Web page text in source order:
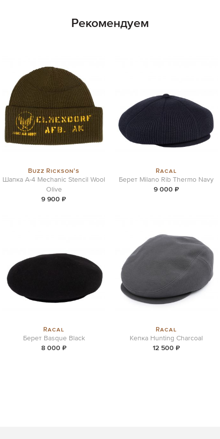
Рекомендуем
Buzz Rickson's
Шапка A-4 Mechanic Stencil Wool
Olive
9 900 ₽
Racal
Берет Milano Rib Thermo Navy
9 000 ₽
Racal
Берет Basque Black
8 000 ₽
Racal
Кепка Hunting Charcoal
12 500 ₽